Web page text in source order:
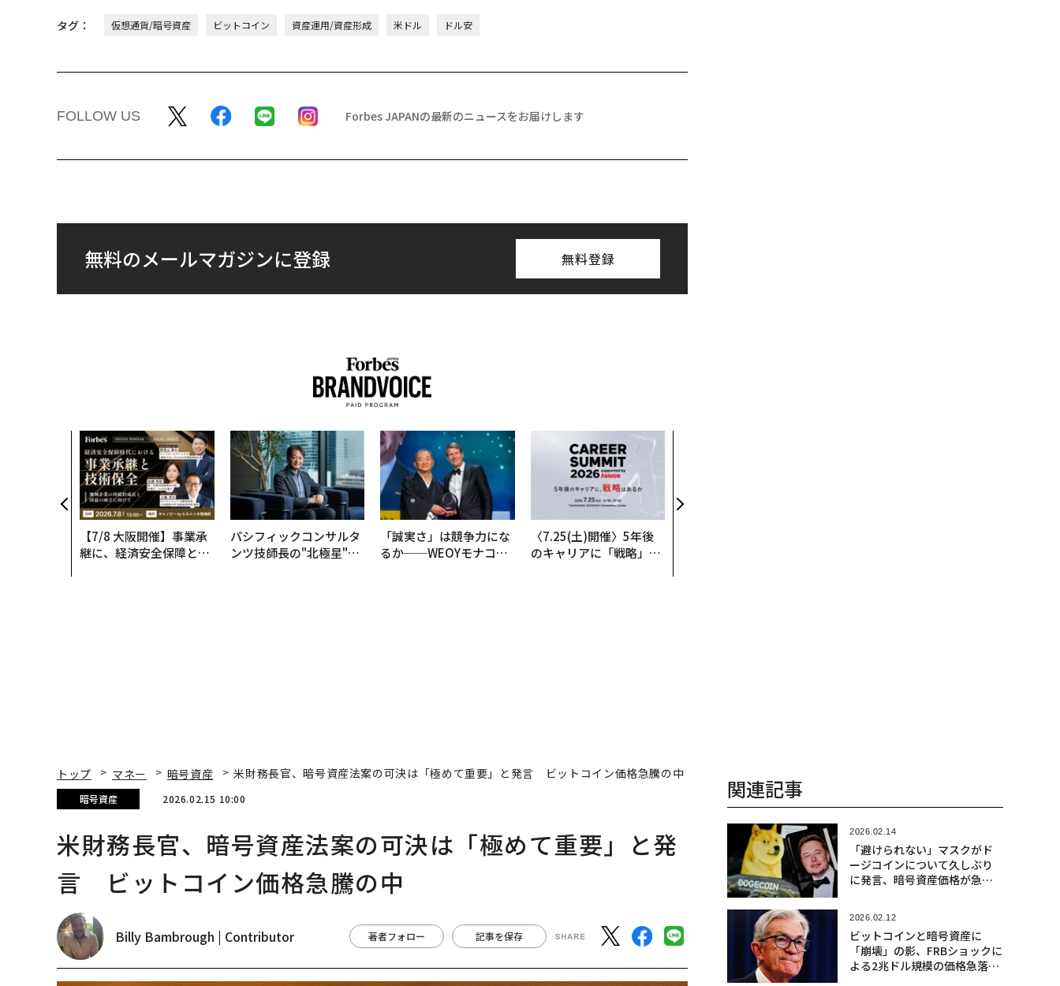
タグ： 仮想通貨/暗号資産 ビットコイン 資産運用/資産形成 米ドル ドル安
FOLLOW US Forbes JAPANの最新のニュースをお届けします
無料のメールマガジンに登録 無料登録
【7/8 大阪開催】事業承
継に、経済安全保障とい
パシフィックコンサルタ
ンツ技師長の"北極星"。
「誠実さ」は競争力にな
るか──WEOYモナコで
〈7.25(土)開催〉5年後
のキャリアに「戦略」は
ビジネス×PwC】
トップ マネー 暗号資産 米財務長官、暗号資産法案の可決は「極めて重要」と発言 ビットコイン価格急騰の中
暗号資産 2026.02.15 10:00
米財務長官、暗号資産法案の可決は「極めて重要」と発
言 ビットコイン価格急騰の中
Billy Bambrough | Contributor 著者フォロー 記事を保存
関連記事
2026.02.14
「避けられない」マスクがド
ージコインについて久しぶり
に発言、暗号資産価格が急落
2026.02.12
ビットコインと暗号資産に
「崩壊」の影、FRBショックに
よる2兆ドル規模の価格急落に